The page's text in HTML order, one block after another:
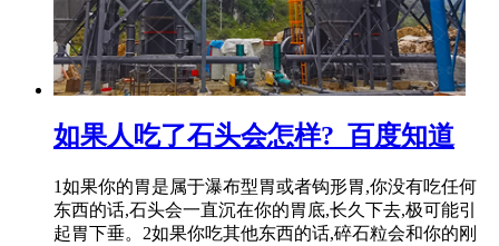
如果人吃了石头会怎样?_百度知道
1如果你的胃是属于瀑布型胃或者钩形胃,你没有吃任何
东西的话,石头会一直沉在你的胃底,长久下去,极可能引
起胃下垂。2如果你吃其他东西的话,碎石粒会和你的刚